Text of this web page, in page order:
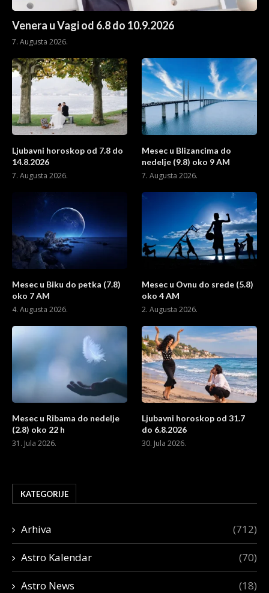
Venera u Vagi od 6.8 do 10.9.2026
7. Augusta 2026.
Ljubavni horoskop od 7.8 do
14.8.2026
7. Augusta 2026.
Mesec u Blizancima do
nedelje (9.8) oko 9 AM
7. Augusta 2026.
Mesec u Biku do petka (7.8)
oko 7 AM
4. Augusta 2026.
Mesec u Ovnu do srede (5.8)
oko 4 AM
2. Augusta 2026.
Mesec u Ribama do nedelje
(2.8) oko 22 h
31. Jula 2026.
Ljubavni horoskop od 31.7
do 6.8.2026
30. Jula 2026.
KATEGORIJE
Arhiva (712)
Astro Kalendar (70)
Astro News (18)